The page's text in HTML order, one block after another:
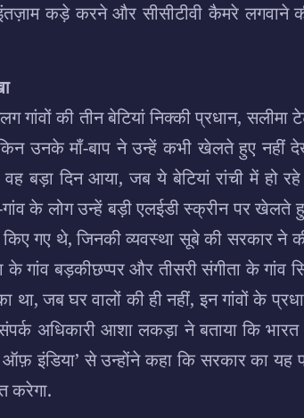
इंतज़ाम कड़े करने और सीसीटीवी कैमरे लगवाने
की तीन बेटियां निक्की प्रधान, सलीमा
उनके माँ-बाप ने उन्हें कभी खेलते हुए नहीं
बड़ा दिन आया, जब ये बेटियां रांची में हो
के लोग उन्हें बड़ी एलईडी स्क्रीन पर खेलते
गए थे, जिनकी व्यवस्था सूबे की सरकार ने
गांव बड़कीछप्पर और तीसरी संगीता के गांव
था, जब घर वालों की ही नहीं, इन गांवों के
अधिकारी आशा लकड़ा ने बताया कि
इंडिया’ से उन्होंने कहा कि सरकार का यह
करेगा.